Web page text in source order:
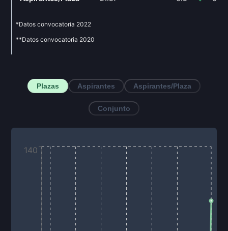
*Datos convocatoria 2022
**Datos convocatoria 2020
Plazas Aspirantes Aspirantes/Plaza
Conjunto
140